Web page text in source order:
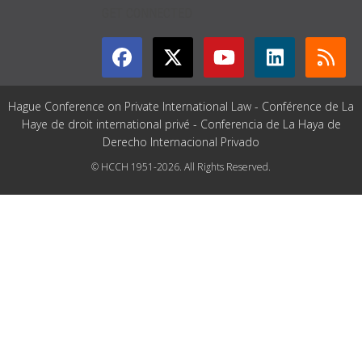
Hague Conference on Private International Law - Conférence de La
Haye de droit international privé - Conferencia de La Haya de
Derecho Internacional Privado
© HCCH 1951-2026. All Rights Reserved.